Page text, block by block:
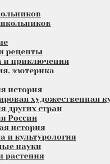
рецепты
и приключения
эзотерика
история
художественная
других стран
России
история
и культурология
науки
растения